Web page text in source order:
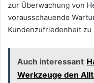
zur Überwachung von
vorausschauende
Kundenzufriedenheit zu
Auch interessant
Werkzeuge den